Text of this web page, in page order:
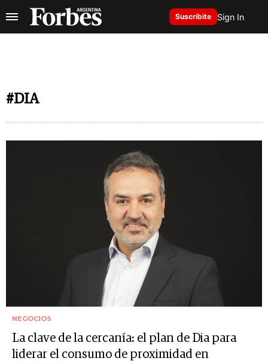
Suscribite Sign In
#DIA
NEGOCIOS
La clave de la cercanía: el plan de Dia para
liderar el consumo de proximidad en